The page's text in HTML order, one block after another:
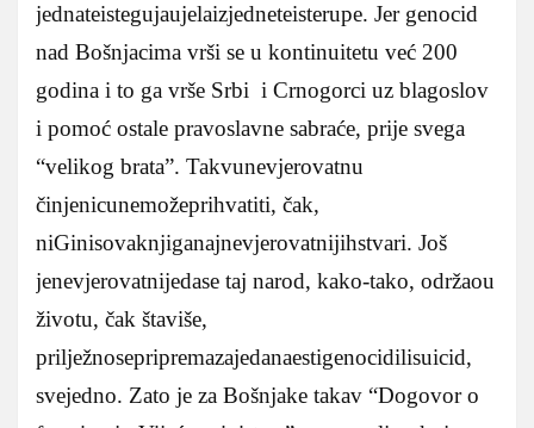
jednateistegujaujelaizjedneteisterupe. Jer genocid
nad Bošnjacima vrši se u kontinuitetu već 200
godina i to ga vrše Srbi i Crnogorci uz blagoslov
i pomoć ostale pravoslavne sabraće, prije svega
“velikog brata”. Takvunevjerovatnu
činjenicunemožeprihvatiti, čak,
niGinisovaknjiganajnevjerovatnijihstvari. Još
jenevjerovatnijedase taj narod, kako-tako, održaou
životu, čak štaviše,
prilježnosepripremazajedanaestigenocidilisuicid,
svejedno. Zato je za Bošnjake takav “Dogovor o